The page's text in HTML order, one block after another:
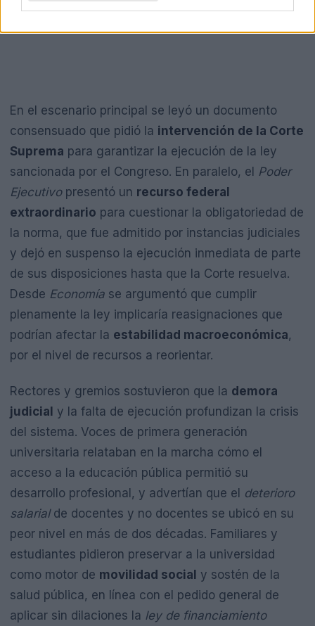
En el escenario principal se leyó un documento
consensuado que pidió la intervención de la Corte
Suprema para garantizar la ejecución de la ley
sancionada por el Congreso. En paralelo, el Poder
Ejecutivopresentó un recurso federal
extraordinario para cuestionar la obligatoriedad de
la norma, que fue admitido por instancias judiciales
y dejó en suspenso la ejecución inmediata de parte
de sus disposiciones hasta que la Corte resuelva.
Desde Economía se argumentó que cumplir
plenamente la ley implicaría reasignaciones que
podrían afectar la estabilidad macroeconómica,
por el nivel de recursos a reorientar.
Rectores y gremios sostuvieron que la demora
judicial y la falta de ejecución profundizan la crisis
del sistema. Voces de primera generación
universitaria relataban en la marcha cómo el
acceso a la educación pública permitió su
desarrollo profesional, y advertían que el deterioro
salarialde docentes y no docentes se ubicó en su
peor nivel en más de dos décadas. Familiares y
estudiantes pidieron preservar a la universidad
como motor de movilidad social y sostén de la
salud pública, en línea con el pedido general de
aplicar sin dilaciones la ley de financiamiento